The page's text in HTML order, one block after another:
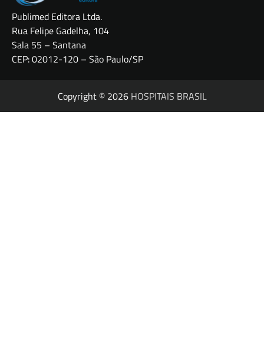
Publimed Editora Ltda.
Rua Felipe Gadelha, 104
Sala 55 – Santana
CEP: 02012-120 – São Paulo/SP
Copyright © 2026 HOSPITAIS BRASIL